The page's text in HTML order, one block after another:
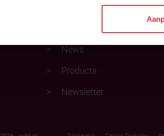
Feed advice
News
Products
Newsletter